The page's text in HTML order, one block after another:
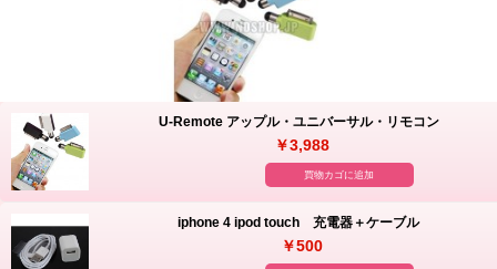
U-Remote アップル・ユニバーサル・リモコン
￥3,988
買物カゴに追加
iphone 4 ipod touch 充電器＋ケーブル
￥500